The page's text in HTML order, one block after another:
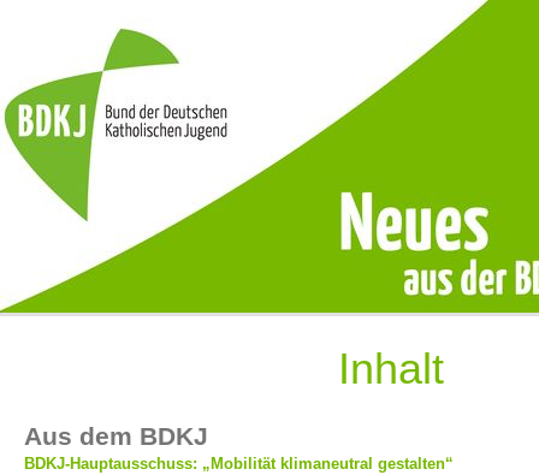
Inhalt
Aus dem BDKJ
BDKJ-Hauptausschuss: „Mobilität klimaneutral gestalten“